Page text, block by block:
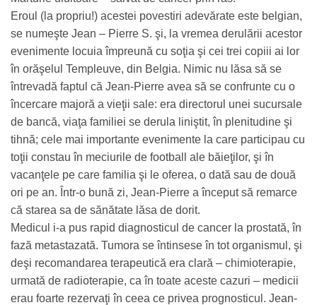
Eroul (la propriu!) acestei povestiri adevărate este belgian,
se numeşte Jean – Pierre S. şi, la vremea derulării acestor
evenimente locuia împreună cu soţia şi cei trei copiii ai lor
în orăşelul Templeuve, din Belgia. Nimic nu lăsa să se
întrevadă faptul că Jean-Pierre avea să se confrunte cu o
încercare majoră a vieţii sale: era directorul unei sucursale
de bancă, viaţa familiei se derula liniştit, în plenitudine şi
tihnă; cele mai importante evenimente la care participau cu
toţii constau în meciurile de football ale băieţilor, şi în
vacanţele pe care familia şi le oferea, o dată sau de două
ori pe an. Într-o bună zi, Jean-Pierre a început să remarce
că starea sa de sănătate lăsa de dorit.
Medicul i-a pus rapid diagnosticul de cancer la prostată, în
fază metastazată. Tumora se întinsese în tot organismul, şi
deşi recomandarea terapeutică era clară – chimioterapie,
urmată de radioterapie, ca în toate aceste cazuri – medicii
erau foarte rezervaţi în ceea ce privea prognosticul. Jean-